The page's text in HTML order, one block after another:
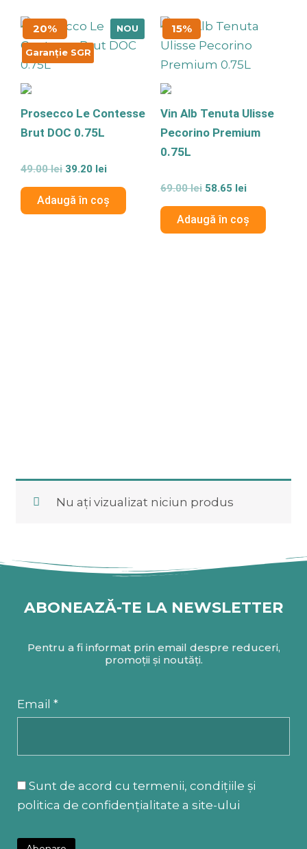
20%
Garanție SGR
NOU
Prosecco Le Contesse
Brut DOC 0.75L
Evaluat
0
49.00lei
Prețul
inițial
a
fost:
39.20 lei
Prețul
curent
este:
Adaugă în coș
15%
Vin Alb Tenuta Ulisse
Pecorino Premium
0.75L
Evaluat
0
69.00lei
Prețul
a
fost:
58.65 lei
Prețul
este:
Adaugă în coș
Nu ați vizualizat niciun produs
ABONEAZĂ-TE LA NEWSLETTER
Pentru a fi informat prin email despre reduceri,
promoții și noutăți.
Email *
Sunt de acord cu termenii, condițiile și
politica de confidențialitate a site-ului